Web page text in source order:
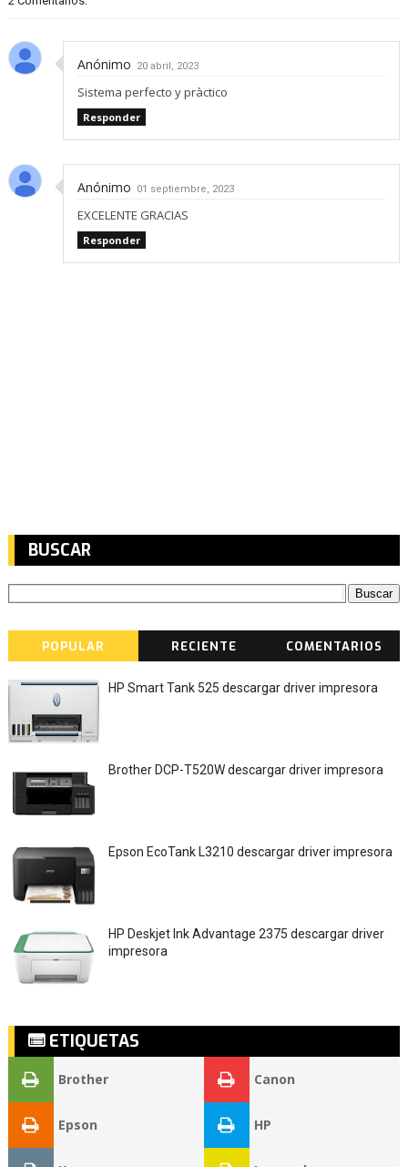
Anónimo 20 abril, 2023
Sistema perfecto y pràctico
Responder
Anónimo 01 septiembre, 2023
EXCELENTE GRACIAS
Responder
BUSCAR
POPULAR RECIENTE COMENTARIOS
HP Smart Tank 525 descargar driver impresora
Brother DCP-T520W descargar driver impresora
Epson EcoTank L3210 descargar driver impresora
HP Deskjet Ink Advantage 2375 descargar driver
impresora
ETIQUETAS
Brother Canon
Epson HP